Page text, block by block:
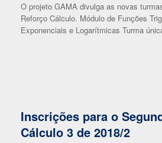
O projeto GAMA divulga as novas
Reforço Cálculo. Módulo de Funções
Exponenciais e Logarítmicas Turma
Inscrições para o
Cálculo 3 de 2018/2